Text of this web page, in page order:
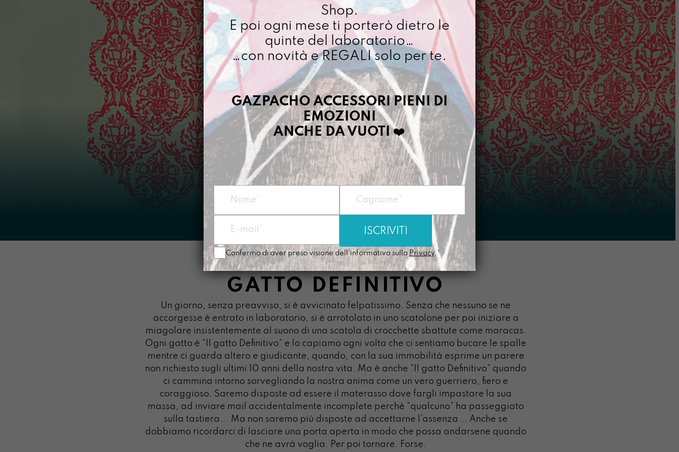
GATTO DEFINITIVO
Un giorno, senza preavviso, si è avvicinato felpatissimo. Senza che nessuno se ne
accorgesse è entrato in laboratorio, si è arrotolato in uno scatolone per poi iniziare a
miagolare insistentemente al suono di una scatola di crocchette sbattute come maracas.
Ogni gatto è “Il gatto Definitivo” e lo capiamo ogni volta che ci sentiamo bucare le spalle
mentre ci guarda altero e giudicante, quando, con la sua immobilità esprime un parere
non richiesto sugli ultimi 10 anni della nostra vita. Ma è anche “Il gatto Definitivo” quando
ci cammina intorno sorvegliando la nostra anima come un vero guerriero, fiero e
coraggioso. Saremo disposte ad essere il materasso dove fargli impastare la sua
massa, ad inviare mail accidentalmente incomplete perchè “qualcuno” ha passeggiato
sulla tastiera... Ma non saremo più disposte ad accettarne l’assenza... Anche se
dobbiamo ricordarci di lasciare una porta aperta in modo che possa andarsene quando
che ne avrà voglia. Per poi tornare. Forse.
Shop.
E poi ogni mese ti porterò dietro le
quinte del laboratorio…
…con novità e REGALI solo per te.
GAZPACHO ACCESSORI PIENI DI
EMOZIONI
ANCHE DA VUOTI❤️
Confermo di aver preso visione dell'informativa sulla Privacy.*